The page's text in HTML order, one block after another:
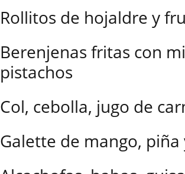
Rollitos de hojaldre y
Berenjenas fritas con
pistachos
Col, cebolla, jugo de
Galette de mango, piña